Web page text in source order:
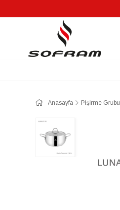
Anasayfa Pişirme Grubu